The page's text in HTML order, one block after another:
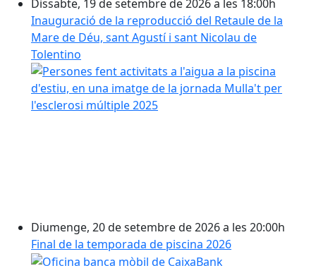
Dissabte, 19 de setembre de 2026 a les 18:00h
Inauguració de la reproducció del Retaule de la
Mare de Déu, sant Agustí i sant Nicolau de
Tolentino
Diumenge, 20 de setembre de 2026 a les 20:00h
Final de la temporada de piscina 2026